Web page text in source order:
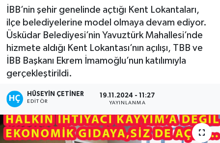
İBB’nin şehir genelinde açtığı Kent Lokantaları,
ilçe belediyelerine model olmaya devam ediyor.
Üsküdar Belediyesi’nin Yavuztürk Mahallesi’nde
hizmete aldığı Kent Lokantası’nın açılışı, TBB ve
İBB Başkanı Ekrem İmamoğlu’nun katılımıyla
gerçekleştirildi.
HÜSEYIN ÇETINER
EDITÖR
19.11.2024 - 11:27
YAYINLANMA